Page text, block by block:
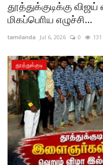
தூத்துக்குடிக்கு
மிகப்பொிய எழுச்சி...
tamilanda Jul 6, 2026 0 131
தூத்துக்குடி